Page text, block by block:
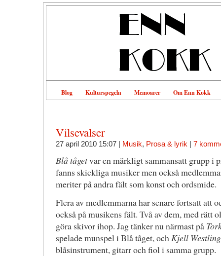
Blog Kulturspegeln Memoarer Om Enn Kokk
Vilsevalser
27 april 2010 15:07 | Musik, Prosa & lyrik | 7
Blå tågetvar en märkligt sammansatt grupp i
fanns skickliga musiker men också
meriter på andra fält som konst och ordsmide.
Flera av medlemmarna har senare fortsatt att
också på musikens fält. Två av dem, med rätt
göra skivor ihop. Jag tänker nu närmast på
spelade munspel i Blå tåget, ochKjell Westling
blåsinstrument, gitarr och fiol i samma grupp.